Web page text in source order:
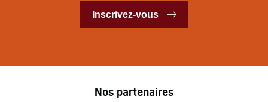
Inscrivez-vous
Nos partenaires